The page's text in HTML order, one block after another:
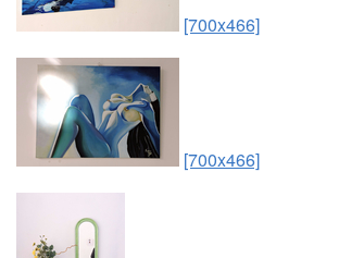
[700x466]
[700x466]